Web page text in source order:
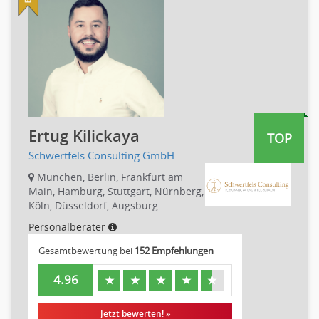
Produktmanagement
Strategisches Marketing
Vertriebsmarketing
Human Resources
Personal Leitung, Teamleitung
rec2rec
Recruiting, Personalmarketing
Referent
Justiziariat, Rechtsabteilung
Notar-, Justizfachangestellter, Anwaltsfachgehilfe
Notariat
Richter, Justizbeamte
Analyst
Anlageberatung, Vermögensberatung
Asset-/Fonds-Management
Banken, Finanzdienstleister und Versicherungen Compliance,
Pharmaindustrie
Telekommunikation
Textilien & Bekleidung
Transport & Logistik
Unternehmensberatung
Naturwissenschaften & Forschung
TOP
Ertug Kilickaya
Schwertfels Consulting GmbH
München, Berlin, Frankfurt am
Main, Hamburg, Stuttgart, Nürnberg,
Köln, Düsseldorf, Augsburg
Personalberater
Gesamtbewertung bei 152 Empfehlungen
4.96 ★ ★ ★ ★ ★
Jetzt bewerten! »